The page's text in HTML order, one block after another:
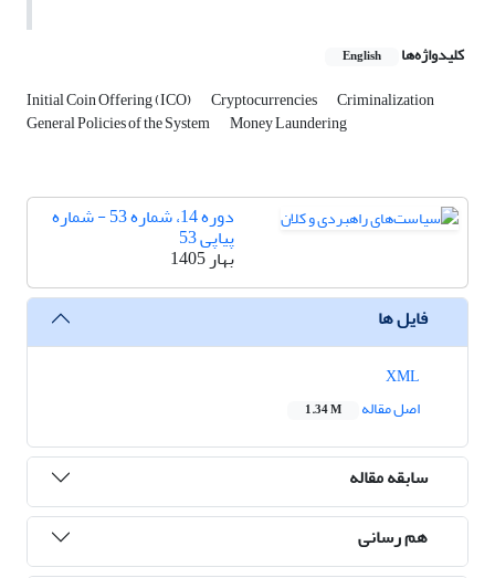
کلیدواژه‌ها English
Initial Coin Offering (ICO) Cryptocurrencies Criminalization
General Policies of the System Money Laundering
دوره 14، شماره 53 - شماره
پیاپی 53
بهار 1405
فایل ها
اصل مقاله
1.34 M
سابقه مقاله
هم رسانی